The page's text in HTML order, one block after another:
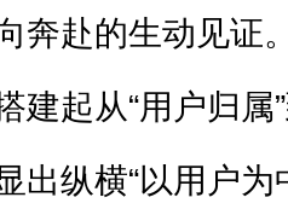
奔赴的生动见证
建起从“用户归属
出纵横“以用户为